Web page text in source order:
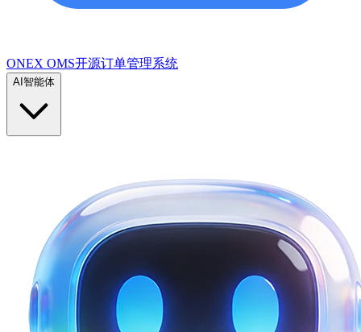
ONEX OMS开源订单管理系统
AI智能体